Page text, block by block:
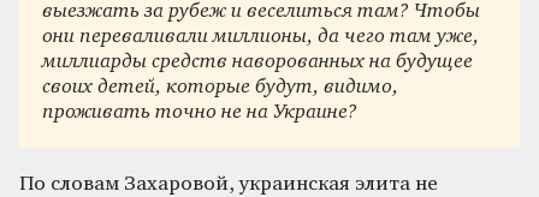
выезжать за рубеж и веселиться там? Чтобы
они переваливали миллионы, да чего там уже,
миллиарды средств наворованных на будущее
своих детей, которые будут, видимо,
проживать точно не на Украине?
По словам Захаровой, украинская элита не